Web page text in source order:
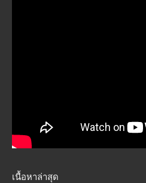
เนื้อหาล่าสุด